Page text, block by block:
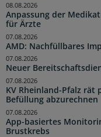
Anpassung der
für Ärzte
08.08.2026
AMD: Nachfüllbares
07.08.2026
Neuer
07.08.2026
KV Rheinland-Pfalz rät
Befüllung abzurechnen
07.08.2026
App-basiertes
Brustkrebs
07.08.2026